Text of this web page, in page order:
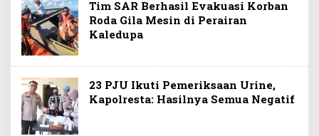
Tim SAR Berhasil Evakuasi Korban
Roda Gila Mesin di Perairan
Kaledupa
23 PJU Ikuti Pemeriksaan Urine,
Kapolresta: Hasilnya Semua Negatif